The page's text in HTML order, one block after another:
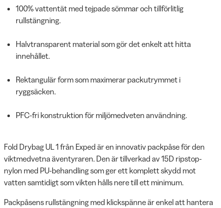
100% vattentät med tejpade sömmar och tillförlitlig
rullstängning.
Halvtransparent material som gör det enkelt att hitta
innehållet.
Rektangulär form som maximerar packutrymmet i
ryggsäcken.
PFC-fri konstruktion för miljömedveten användning.
Fold Drybag UL 1 från Exped är en innovativ packpåse för den
viktmedvetna äventyraren. Den är tillverkad av 15D ripstop-
nylon med PU-behandling som ger ett komplett skydd mot
vatten samtidigt som vikten hålls nere till ett minimum.
Packpåsens rullstängning med klickspänne är enkel att hantera